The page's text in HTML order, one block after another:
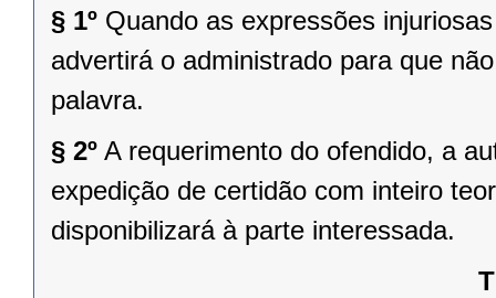
§ 1º Quando as expressões
advertirá o administrado para que
palavra.
§ 2º A requerimento do ofendido, a
expedição de certidão com inteiro
disponibilizará à parte interessada.